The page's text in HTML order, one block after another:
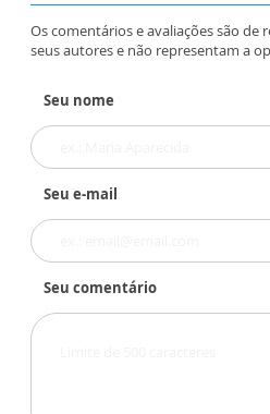
Os comentários e avaliações são de
seus autores e não representam a
Seu nome
Seu e-mail
Seu comentário